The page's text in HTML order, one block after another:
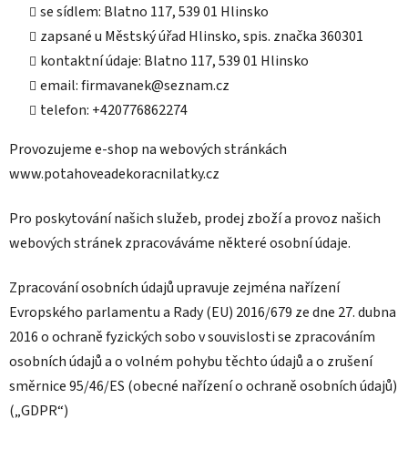
se sídlem: Blatno 117, 539 01 Hlinsko
zapsané u Městský úřad Hlinsko, spis. značka 360301
kontaktní údaje: Blatno 117, 539 01 Hlinsko
email: firmavanek@seznam.cz
telefon: +420776862274
Provozujeme e-shop na webových stránkách
www.potahoveadekoracnilatky.cz
Pro poskytování našich služeb, prodej zboží a provoz našich
webových stránek zpracováváme některé osobní údaje.
Zpracování osobních údajů upravuje zejména nařízení
Evropského parlamentu a Rady (EU) 2016/679 ze dne 27. dubna
2016 o ochraně fyzických sobo v souvislosti se zpracováním
osobních údajů a o volném pohybu těchto údajů a o zrušení
směrnice 95/46/ES (obecné nařízení o ochraně osobních údajů)
(„GDPR“)